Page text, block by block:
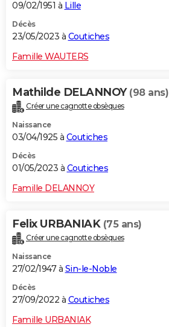
09/02/1951 à Lille
Décès
23/05/2023 à Coutiches
Famille WAUTERS
Mathilde DELANNOY (98 ans)
Créer une cagnotte obsèques
Naissance
03/04/1925 à Coutiches
Décès
01/05/2023 à Coutiches
Famille DELANNOY
Felix URBANIAK (75 ans)
Créer une cagnotte obsèques
Naissance
27/02/1947 à Sin-le-Noble
Décès
27/09/2022 à Coutiches
Famille URBANIAK